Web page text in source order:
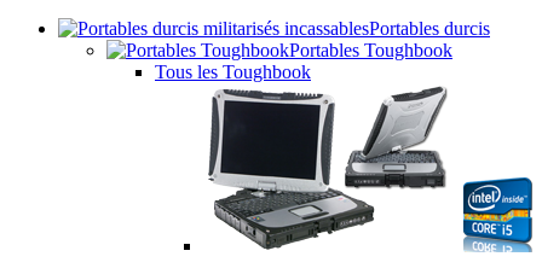
Portables durcis
Portables Toughbook
Tous les Toughbook